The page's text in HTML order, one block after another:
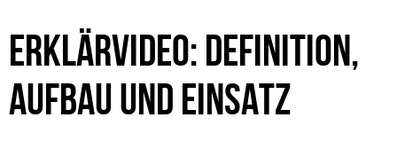
ERKLÄRVIDEO: DEFINITION,
AUFBAU UND EINSATZ